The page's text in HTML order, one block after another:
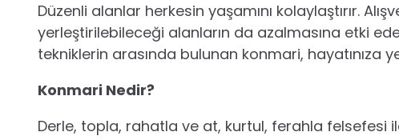
Düzenli alanlar herkesin yaşamını kolaylaştırır.
yerleştirilebileceği alanların da azalmasına etki
tekniklerin arasında bulunan konmari, hayatınıza
Konmari Nedir?
Derle, topla, rahatla ve at, kurtul, ferahla felsefesi